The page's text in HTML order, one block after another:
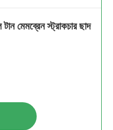
মেমব্রেন স্ট্রাকচার ছাদ